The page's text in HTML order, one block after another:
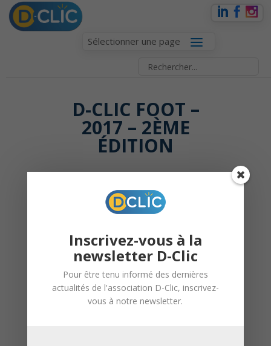
Sélectionner une page
D-CLIC FOOT –
2017 – 2ÈME
ÉDITION
10 février 2017 |D-Clic
Sport & Culture
Mercredi 8 février 2017, 10 collèges
Inscrivez-vous à la
newsletter D-Clic
Pour être tenu informé des dernières
actualités de l'association D-Clic, inscrivez-
vous à notre newsletter.